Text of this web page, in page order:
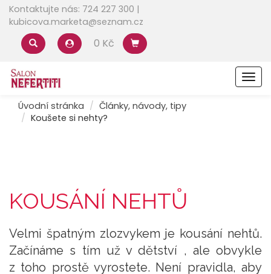
Kontaktujte nás: 724 227 300 |
kubicova.marketa@seznam.cz
0 Kč
Úvodní stránka
Články, návody, tipy
Koušete si nehty?
KOUSÁNÍ NEHTŮ
Velmi špatným zlozvykem je kousání nehtů.
Začínáme s tím už v dětství , ale obvykle
z toho prostě vyrostete. Není pravidla, aby